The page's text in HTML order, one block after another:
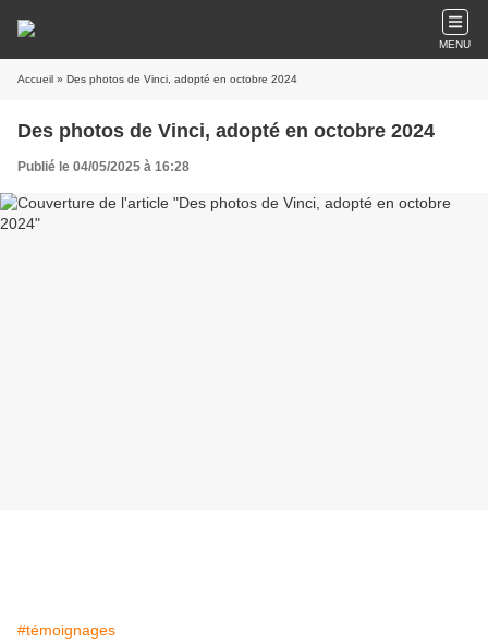
MENU
Accueil » Des photos de Vinci, adopté en octobre 2024
Des photos de Vinci, adopté en octobre 2024
Publié le 04/05/2025 à 16:28
#témoignages